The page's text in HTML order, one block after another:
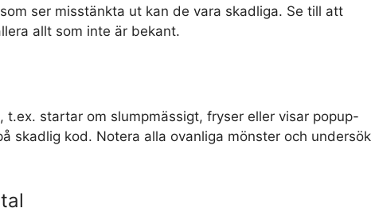
ser misstänkta ut kan de vara skadliga. Se till att
allt som inte är bekant.
startar om slumpmässigt, fryser eller visar popup-
skadlig kod. Notera alla ovanliga mönster och undersök